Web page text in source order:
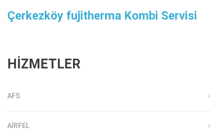
Çerkezköy fujitherma Kombi Servisi
HİZMETLER
AFS
AIRFEL